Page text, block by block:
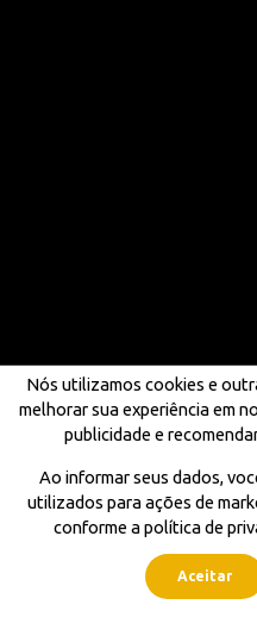
Nós utilizamos cookies e
melhorar sua experiência em
publicidade e
Ao informar seus dados,
utilizados para ações de
conforme a política de
Aceitar